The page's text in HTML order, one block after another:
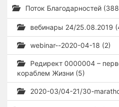
Поток Благодарностей
вебинары 24/25.08.2019
webinar--2020-04-18 (2)
Редирект 0000004 –
кораблем Жизни (5)
2020-03/04-21/30-